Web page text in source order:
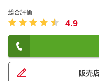
総合評価
4.9
販売